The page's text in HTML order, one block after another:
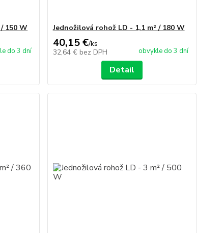
150 W
do 3 dní
Jednožilová rohož LD - 1,1 m² / 180 W
40,15 €/ks
32,64 € bez DPH obvykle do 3 dní
Detail